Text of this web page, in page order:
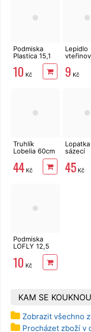
Podmiska
Plastica 15,1
10 Kč
Lepidlo
kov,
gumu i
9 Kč
Truhlík
Lobelia 60cm
antracitový
44 Kč
Lopatka
sázecí
kovová
Bradas
LUXE
45Kč
Podmiska
LOFLY 12,5
cm antracit
10 Kč
KAM SE
Zobrazit všechno
Procházet zboží v